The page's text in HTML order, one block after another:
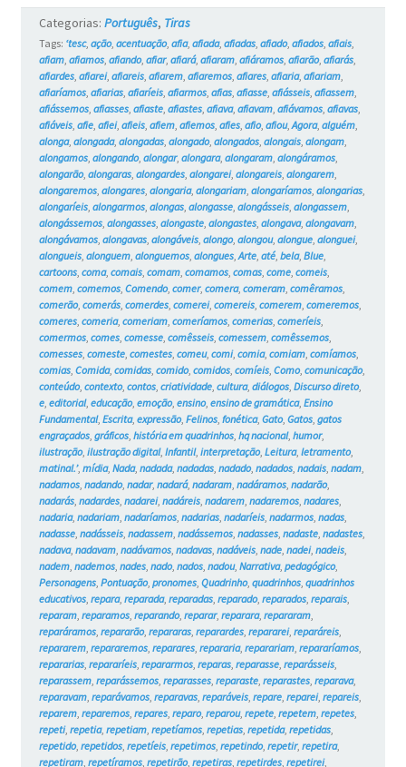
Categorias: Português, Tiras
Tags: ‘tesc, ação, acentuação, afia, afiada, afiadas, afiado, afiados, afiais,
afiam, afiamos, afiando, afiar, afiará, afiaram, afiáramos, afiarão, afiarás,
afiardes, afiarei, afiareis, afiarem, afiaremos, afiares, afiaria, afiariam,
afiaríamos, afiarias, afiaríeis, afiarmos, afias, afiasse, afiásseis, afiassem,
afiássemos, afiasses, afiaste, afiastes, afiava, afiavam, afiávamos, afiavas,
afiáveis, afie, afiei, afieis, afiem, afiemos, afies, afio, afiou, Agora, alguém,
alonga, alongada, alongadas, alongado, alongados, alongais, alongam,
alongamos, alongando, alongar, alongara, alongaram, alongáramos,
alongarão, alongaras, alongardes, alongarei, alongareis, alongarem,
alongaremos, alongares, alongaria, alongariam, alongaríamos, alongarias,
alongaríeis, alongarmos, alongas, alongasse, alongásseis, alongassem,
alongássemos, alongasses, alongaste, alongastes, alongava, alongavam,
alongávamos, alongavas, alongáveis, alongo, alongou, alongue, alonguei,
alongueis, alonguem, alonguemos, alongues, Arte, até, bela, Blue,
cartoons, coma, comais, comam, comamos, comas, come, comeis,
comem, comemos, Comendo, comer, comera, comeram, comêramos,
comerão, comerás, comerdes, comerei, comereis, comerem, comeremos,
comeres, comeria, comeriam, comeríamos, comerias, comeríeis,
comermos, comes, comesse, comêsseis, comessem, comêssemos,
comesses, comeste, comestes, comeu, comi, comia, comiam, comíamos,
comias, Comida, comidas, comido, comidos, comíeis, Como, comunicação,
conteúdo, contexto, contos, criatividade, cultura, diálogos, Discurso direto,
e, editorial, educação, emoção, ensino, ensino de gramática, Ensino
Fundamental, Escrita, expressão, Felinos, fonética, Gato, Gatos, gatos
engraçados, gráficos, história em quadrinhos, hq nacional, humor,
ilustração, ilustração digital, Infantil, interpretação, Leitura, letramento,
matinal.’, mídia, Nada, nadada, nadadas, nadado, nadados, nadais, nadam,
nadamos, nadando, nadar, nadará, nadaram, nadáramos, nadarão,
nadarás, nadardes, nadarei, nadáreis, nadarem, nadaremos, nadares,
nadaria, nadariam, nadaríamos, nadarias, nadaríeis, nadarmos, nadas,
nadasse, nadásseis, nadassem, nadássemos, nadasses, nadaste, nadastes,
nadava, nadavam, nadávamos, nadavas, nadáveis, nade, nadei, nadeis,
nadem, nademos, nades, nado, nados, nadou, Narrativa, pedagógico,
Personagens, Pontuação, pronomes, Quadrinho, quadrinhos, quadrinhos
educativos, repara, reparada, reparadas, reparado, reparados, reparais,
reparam, reparamos, reparando, reparar, reparara, repararam,
reparáramos, repararão, repararas, reparardes, repararei, reparáreis,
repararem, repararemos, reparares, repararia, reparariam, repararíamos,
repararias, repararíeis, repararmos, reparas, reparasse, reparásseis,
reparassem, reparássemos, reparasses, reparaste, reparastes, reparava,
reparavam, reparávamos, reparavas, reparáveis, repare, reparei, repareis,
reparem, reparemos, repares, reparo, reparou, repete, repetem, repetes,
repeti, repetia, repetiam, repetíamos, repetias, repetida, repetidas,
repetido, repetidos, repetíeis, repetimos, repetindo, repetir, repetira,
repetiram, repetíramos, repetirão, repetiras, repetirdes, repetirei,